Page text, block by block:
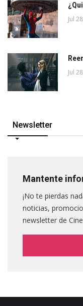
Jul
Jul
Newsletter
Mantente
¡No te pierdas
noticias,
newsletter de